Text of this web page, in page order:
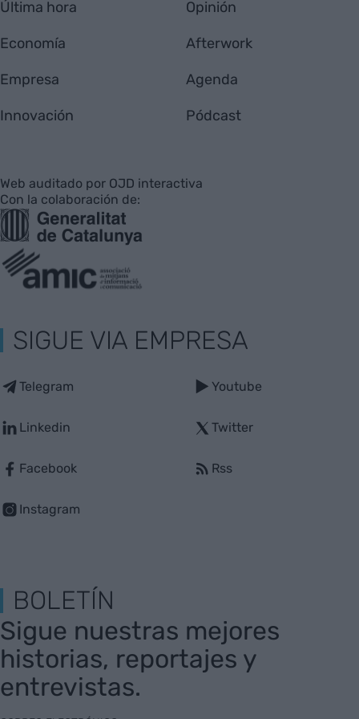
Última hora
Economía
Empresa
Innovación
Opinión
Afterwork
Agenda
Pódcast
Web auditado por OJD interactiva
Con la colaboración de:
SIGUE VIA EMPRESA
Telegram
Linkedin
Facebook
Instagram
Youtube
Twitter
Rss
BOLETÍN
Sigue nuestras mejores
historias, reportajes y
entrevistas.